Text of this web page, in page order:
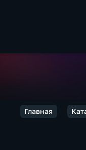
Главная